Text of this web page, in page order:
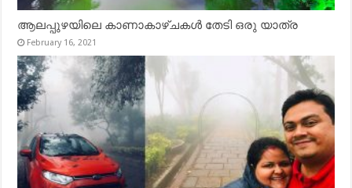
ആലപ്പുഴയിലെ കാണാകാഴ്ചകൾ തേടി ഒരു യാത്ര
February 16, 2021